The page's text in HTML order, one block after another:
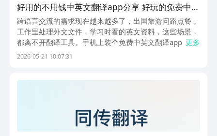
好用的不用钱中英文翻译app分享 好玩的免费中英
文翻译app榜单
跨语言交流的需求现在越来越多了，出国旅游问路点餐，
工作里处理外文文件，学习时看的英文资料，这些场景，
都离不开翻译工具。手机上装个免费中英文翻译app，已
经成了很多人的习惯，毕竟随时掏出来就能用，方便程度
更多
2026-05-21 10:07:31